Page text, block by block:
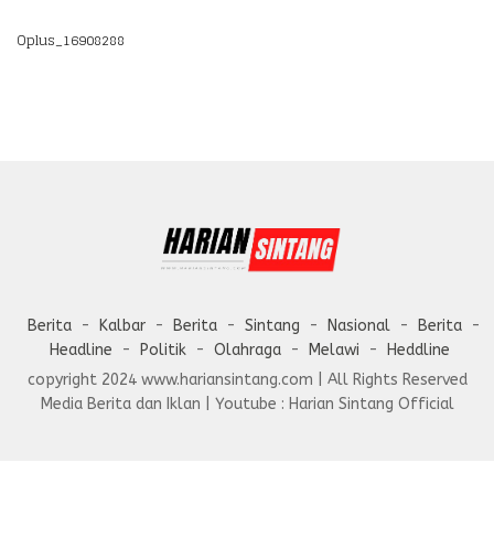
Oplus_16908288
Berita Kalbar Berita Sintang Nasional
Berita
Headline
Politik Olahraga Melawi
Heddline
copyright 2024 www.hariansintang.com | All Rights Reserved
Media Berita dan Iklan | Youtube : Harian Sintang Official